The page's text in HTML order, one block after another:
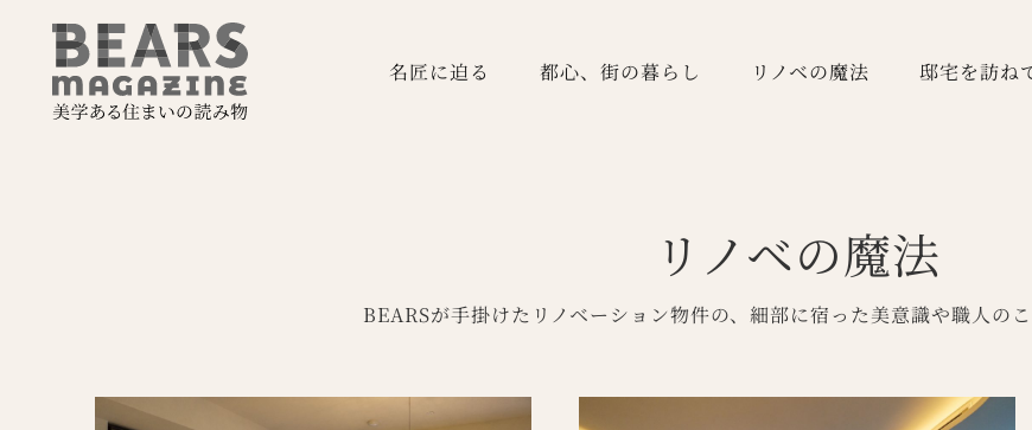
名匠に迫る 都心、街の暮らし リノベの魔法 邸宅を訪ね
リノベの魔法
BEARSが手掛けたリノベーション物件の、細部に宿った美意識や職人のこ